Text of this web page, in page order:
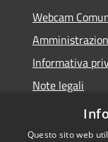
Webcam
Informativa
Note legali
Dichiarazione
Questo sito web